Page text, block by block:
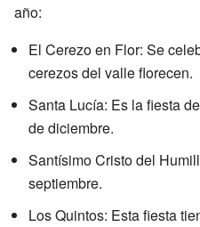
año:
El Cerezo en Flor: Se
cerezos del valle florecen.
Santa Lucía: Es la fiesta
de diciembre.
Santísimo Cristo del
septiembre.
Los Quintos: Esta fiesta